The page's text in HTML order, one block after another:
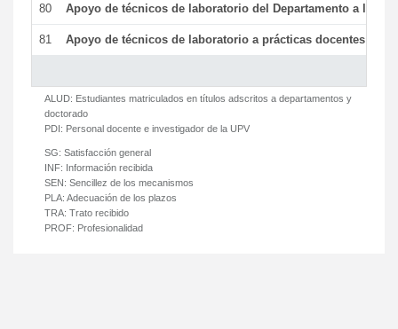
80 Apoyo de técnicos de laboratorio del Departamento a la
81 Apoyo de técnicos de laboratorio a prácticas docentes y
ALUD: Estudiantes matriculados en títulos adscritos a departamentos y
doctorado
PDI: Personal docente e investigador de la UPV
SG: Satisfacción general
INF: Información recibida
SEN: Sencillez de los mecanismos
PLA: Adecuación de los plazos
TRA: Trato recibido
PROF: Profesionalidad